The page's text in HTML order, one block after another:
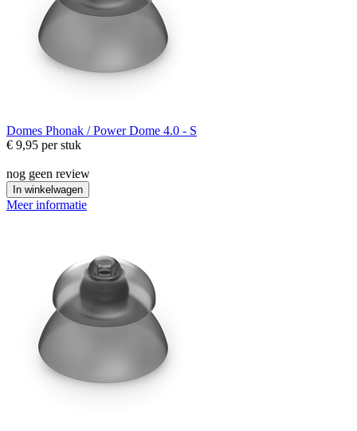
Domes Phonak / Power Dome 4.0 - S
€ 9,95 per stuk
nog geen review
In winkelwagen
Meer informatie